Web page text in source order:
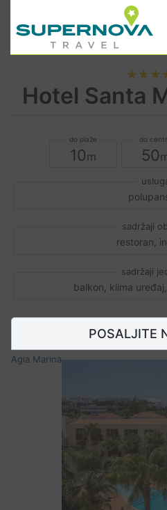
Hotel Santa
10 50
restoran,
balkon, klima
POSALJITE
Agia Marina